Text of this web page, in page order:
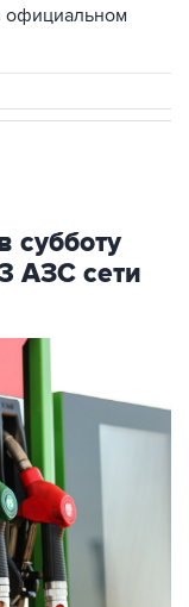
официальном
субботу
АЗС сети